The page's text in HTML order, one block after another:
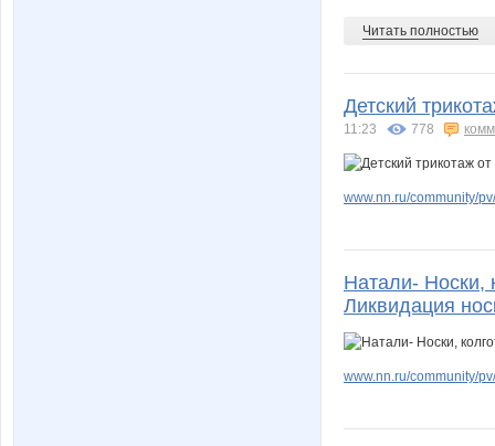
Читать полностью
Детский
11:23 778
www.nn.ru/community/
Натали- Носки,
Ликвидация
www.nn.ru/community/